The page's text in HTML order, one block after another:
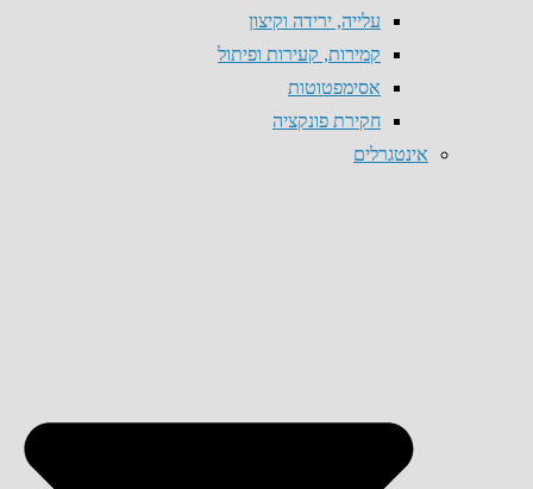
עלייה, ירידה וקיצון
קמירות, קעירות ופיתול
אסימפטוטות
חקירת פונקציה
אינטגרלים